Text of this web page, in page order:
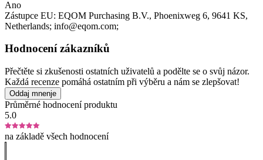
Ano
Zástupce EU: EQOM Purchasing B.V., Phoenixweg 6, 9641 KS,
Netherlands; info@eqom.com;
Hodnocení zákazníků
Přečtěte si zkušenosti ostatních uživatelů a podělte se o svůj názor.
Každá recenze pomáhá ostatním při výběru a nám se zlepšovat!
Oddaj mnenje
Průměrné hodnocení produktu
5.0
na základě všech hodnocení